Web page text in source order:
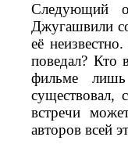
Следующий
Джугашвили
её
поведал? Кто
фильме лишь
существовал,
встречи
авторов всей